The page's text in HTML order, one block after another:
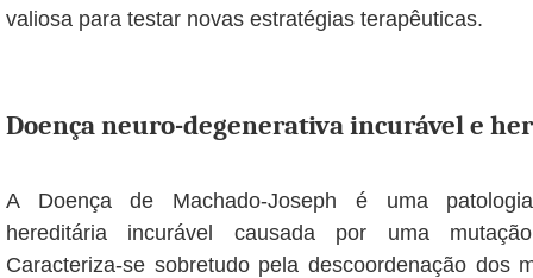
valiosa para testar novas estratégias terapêuticas.
Doença neuro-degenerativa incurável e
A Doença de Machado-Joseph é uma patologia
hereditária incurável causada por uma
Caracteriza-se sobretudo pela descoordenação dos